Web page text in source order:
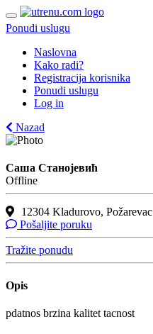
Ponudi uslugu
Naslovna
Kako radi?
Registracija korisnika
Ponudi uslugu
Log in
Nazad
Саша Станојевић
Offline
12304 Kladurovo, Požarevac
Pošaljite poruku
Tražite ponudu
Opis
pdatnos brzina kalitet tacnost